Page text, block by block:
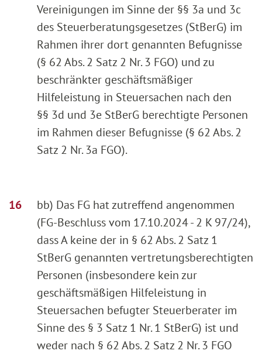
Vereinigungen im Sinne der §§ 3a und 3c
des Steuerberatungsgesetzes (StBerG) im
Rahmen ihrer dort genannten Befugnisse
(§ 62 Abs. 2 Satz 2 Nr. 3 FGO) und zu
beschränkter geschäftsmäßiger
Hilfeleistung in Steuersachen nach den
§§ 3d und 3e StBerG berechtigte Personen
im Rahmen dieser Befugnisse (§ 62 Abs. 2
Satz 2 Nr. 3a FGO).
bb) Das FG hat zutreffend angenommen
(FG-Beschluss vom 17.10.2024 - 2 K 97/24),
dass A keine der in § 62 Abs. 2 Satz 1
StBerG genannten vertretungsberechtigten
Personen (insbesondere kein zur
geschäftsmäßigen Hilfeleistung in
Steuersachen befugter Steuerberater im
Sinne des § 3 Satz 1 Nr. 1 StBerG) ist und
weder nach § 62 Abs. 2 Satz 2 Nr. 3 FGO